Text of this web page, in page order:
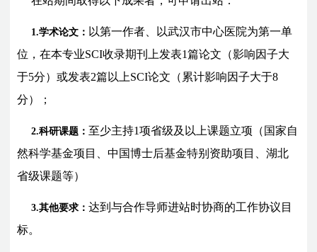
1.学术论文： 以第一作者、以武汉市中心医院为第一单
位，在本专业SCI收录期刊上发表1篇论文（影响因子大
于5分）或发表2篇以上SCI论文（累计影响因子大于8
分）；
2.科研课题： 至少主持1项省级及以上课题立项（国家自
然科学基金项目、中国博士后基金特别资助项目、湖北
省级课题等）
3.其他要求：达到与合作导师进站时协商的工作协议目
标。